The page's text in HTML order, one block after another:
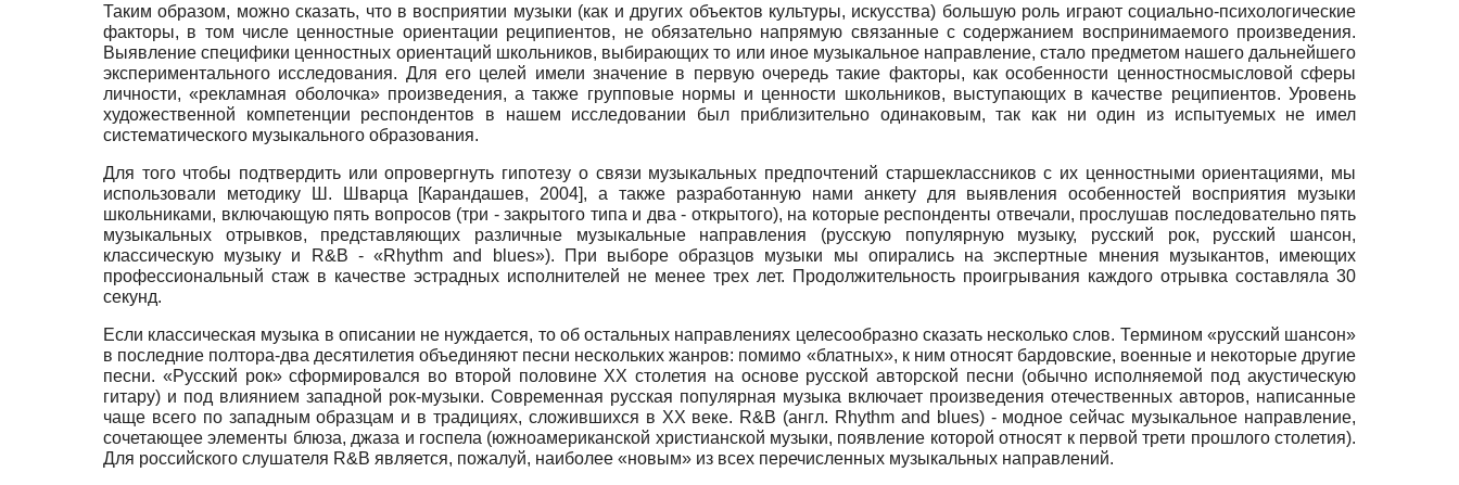
Таким образом, можно сказать, что в восприятии музыки (как и других объектов культуры, искусства) большую роль играют социально-психологические
факторы, в том числе ценностные ориентации реципиентов, не обязательно напрямую связанные с содержанием воспринимаемого произведения.
Выявление специфики ценностных ориентаций школьников, выбирающих то или иное музыкальное направление, стало предметом нашего дальнейшего
экспериментального исследования. Для его целей имели значение в первую очередь такие факторы, как особенности ценностно­смысловой сферы
личности, «рекламная оболочка» произведения, а также групповые нормы и ценности школьников, выступающих в качестве реципиентов. Уровень
художественной компетенции респондентов в нашем исследовании был приблизительно одинаковым, так как ни один из испытуемых не имел
систематического музыкального образования.
Для того чтобы подтвердить или опровергнуть гипотезу о связи музыкальных предпочтений старшеклассников с их ценностными ориентациями, мы
использовали методику Ш. Шварца [Карандашев, 2004], а также разработанную нами анкету для выявления особенностей восприятия музыки
школьниками, включающую пять вопросов (три - закрытого типа и два - открытого), на которые респонденты отвечали, прослушав последовательно пять
музыкальных отрывков, представляющих различные музыкальные направления (русскую популярную музыку, русский рок, русский шансон,
классическую музыку и R&B - «Rhythm and blues»). При выборе образцов музыки мы опирались на экспертные мнения музыкантов, имеющих
профессиональный стаж в качестве эстрадных исполнителей не менее трех лет. Продолжительность проигрывания каждого отрывка составляла 30
секунд.
Если классическая музыка в описании не нуждается, то об остальных направлениях целесообразно сказать несколько слов. Термином «русский шансон»
в последние полтора-два десятилетия объединяют песни нескольких жанров: помимо «блатных», к ним относят бардовские, военные и некоторые другие
песни. «Русский рок» сформировался во второй половине ХХ столетия на основе русской авторской песни (обычно исполняемой под акустическую
гитару) и под влиянием западной рок-музыки. Современная русская популярная музыка включает произведения отечественных авторов, написанные
чаще всего по западным образцам и в традициях, сложившихся в ХХ веке. R&B (англ. Rhythm and blues) - модное сейчас музыкальное направление,
сочетающее элементы блюза, джаза и го­спела (южноамериканской христианской музыки, появление которой относят к первой трети прошлого столетия).
Для российского слушателя R&B является, пожалуй, наиболее «новым» из всех перечисленных музыкальных направлений.